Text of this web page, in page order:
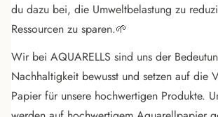
du dazu bei, die Umweltbelastung zu
Ressourcen zu sparen.🌱
Wir bei AQUARELLS sind uns der
Nachhaltigkeit bewusst und setzen auf die
Papier für unsere hochwertigen Produkte.